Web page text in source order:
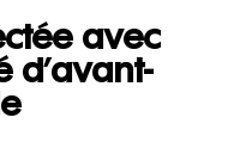
avec
d’avant-